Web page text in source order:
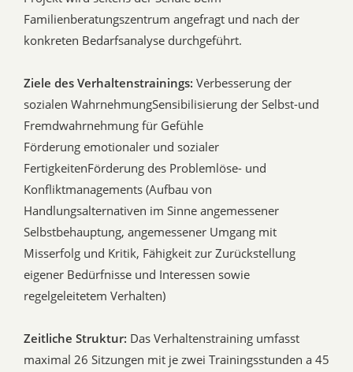
Familienberatungszentrum angefragt und nach der
konkreten Bedarfsanalyse durchgeführt.
Ziele des Verhaltenstrainings: Verbesserung der
sozialen WahrnehmungSensibilisierung der Selbst-und
Fremdwahrnehmung für Gefühle
Förderung emotionaler und sozialer
FertigkeitenFörderung des Problemlöse- und
Konfliktmanagements (Aufbau von
Handlungsalternativen im Sinne angemessener
Selbstbehauptung, angemessener Umgang mit
Misserfolg und Kritik, Fähigkeit zur Zurückstellung
eigener Bedürfnisse und Interessen sowie
regelgeleitetem Verhalten)
Zeitliche Struktur: Das Verhaltenstraining umfasst
maximal 26 Sitzungen mit je zwei Trainingsstunden a 45